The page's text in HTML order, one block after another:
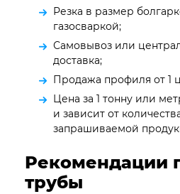
Резка в размер
газосваркой;
Самовывоз или
доставка;
Продажа профиля от 1
Цена за 1 тонну или
и зависит от
запрашиваемой
Рекомендации
трубы